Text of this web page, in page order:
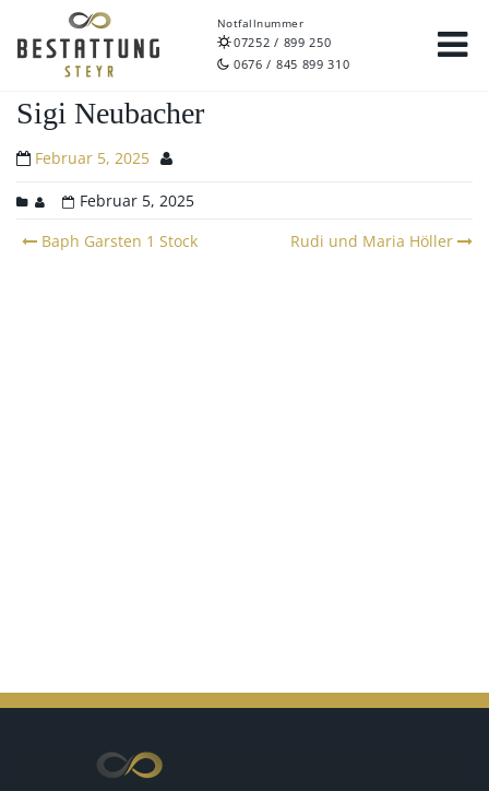
Notfallnummer
07252 / 899 250
0676 / 845 899 310
Sigi Neubacher
Februar 5, 2025
Februar 5, 2025
Post
Baph Garsten 1 Stock Rudi und Maria Höller